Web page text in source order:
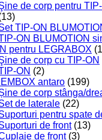
de corp pentru
TIP-ON
ON BLUMOTION
pentru LEGRABOX
de corp cu TIP-ON
ON (2)
antaro (199)
de corp stânga/
de laterale (22)
pentru spate
de front (13)
de front (3)